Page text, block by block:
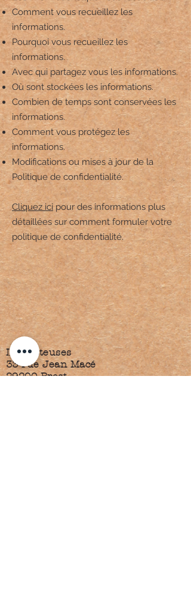
Comment vous recueillez les
informations.
Pourquoi vous recueillez les
informations.
Avec qui partagez vous les informations.
Où sont stockées les informations.
Combien de temps sont conservées les
informations.
Comment vous protégez les
informations.
Modifications ou mises à jour de la
Politique de confidentialité.
Cliquez icipour des informations plus
détaillées sur comment formuler votre
politique de confidentialité.
Les Gâteuses
33 rue Jean Macé
29200 Brest